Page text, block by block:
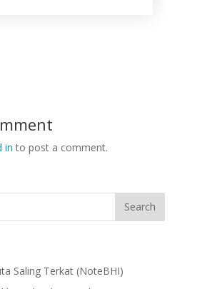
in to post a comment.
Saling Terkat (NoteBHI)